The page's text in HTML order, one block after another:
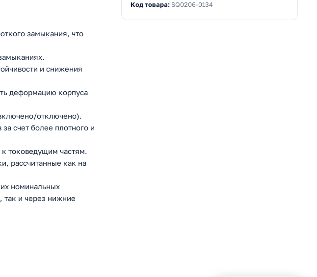
замыкания, что
и снижения
деформацию корпуса
отключено).
счет более плотного и
токоведущим частям.
рассчитанные как на
номинальных
так и через нижние
Код товара: SQ0206-0134